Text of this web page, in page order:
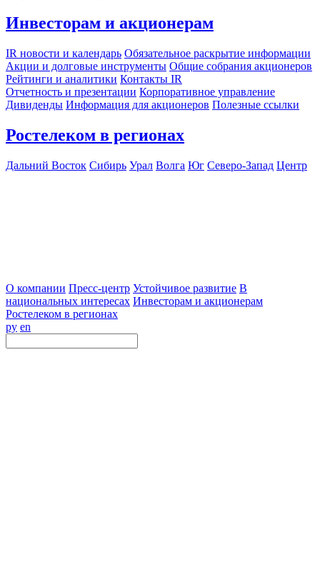
Инвесторам и акционерам
IR новости и календарь Обязательное раскрытие информации
Акции и долговые инструменты Общие собрания акционеров
Рейтинги и аналитики Контакты IR
Отчетность и презентации Корпоративное управление
Дивиденды Информация для акционеров Полезные ссылки
Ростелеком в регионах
Дальний Восток Сибирь Урал Волга Юг Северо-Запад Центр
О компании Пресс-центр Устойчивое развитие В
национальных интересах Инвесторам и акционерам
Ростелеком в регионах
ру en